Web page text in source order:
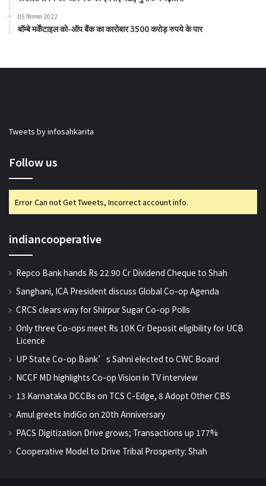
05 सितम्बर 2022
बॉम्बे मर्केंटाइल को-ऑप बैंक का कारोबार 3500 करोड़ रुपये के पार
Tweets by infosahkarita
Follow us
Error Can not Get Tweets, Incorrect account info.
indiancooperative
Repco Bank hands Rs 22.90 Cr Dividend Cheque to Shah
Sanghani, ICA President discuss Global Co-op Agenda
CRCS clears way for Shirpur Sugar Co-op Polls
Only three Co-ops meet Rs 10K Cr Deposit eligibility for UCB
Licence
UP State Co-op Bank’s Sahni elected to CWC Board
NCCF MD highlights Co-op Vision in TV interview
13 Karnataka DCCBs on TCS C-Edge, 8 Adopt Other CBS
Amul greets IndiGo on 20th Anniversary
PACS Digitization Drive grows; Transactions up 177%
Cooperative Model to Drive Tribal Prosperity: Shah